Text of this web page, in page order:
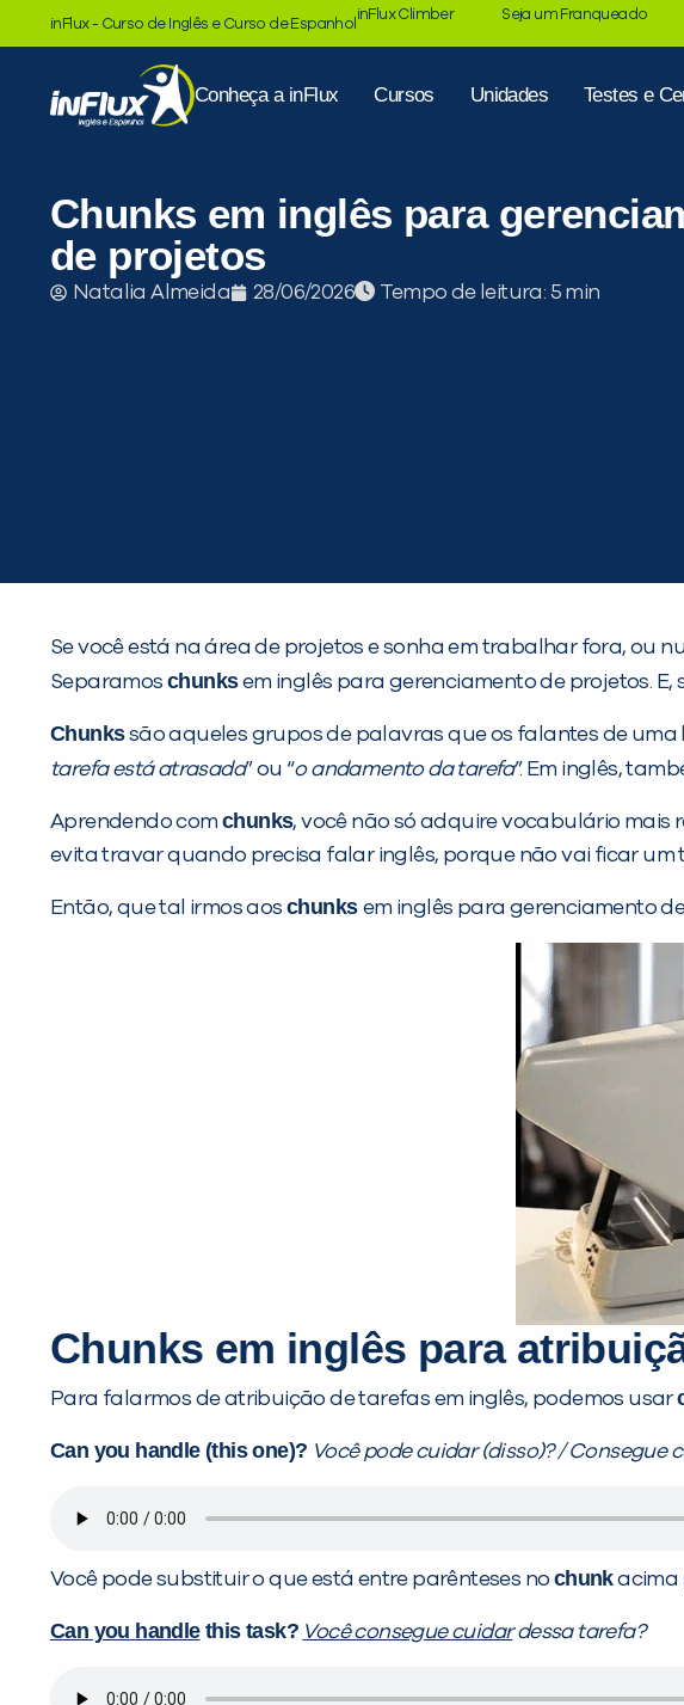
inFlux - Curso de Inglês e Curso de Espanhol
inFlux Climber Seja um Franqueado
Conheça a inFlux Cursos Unidades Testes e
Chunks em inglês para
de projetos
Natalia Almeida 28/06/2026 Tempo de leitura:
Se você está na área de projetos e sonha em trabalhar fora, ou
Separamoschunksem inglês para gerenciamento de projetos. E,
Chunkssão aqueles grupos de palavras que os falantes de
tarefa está atrasada” ou “o andamento da tarefa”. Em inglês,
Aprendendo com chunks, você não só adquire vocabulário mais
evita travar quando precisa falar inglês, porque não vai ficar
Então, que tal irmos aos chunks em inglês para gerenciamento
Chunks em inglês para
Para falarmos de atribuição de tarefas em inglês, podemos usar
Can you handle (this one)? Você pode cuidar (disso)? / Consegue
Você pode substituir o que está entre parênteses no chunkacima
Can you handlethis task? Você consegue cuidardessa tarefa?